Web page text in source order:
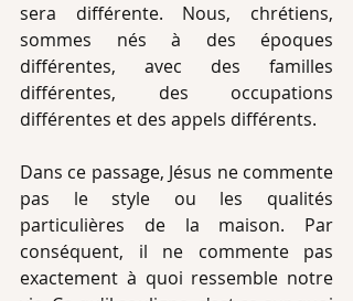
sera différente. Nous, chrétiens,
sommes nés à des époques
différentes, avec des familles
différentes, des occupations
différentes et des appels différents.
Dans ce passage, Jésus ne commente
pas le style ou les qualités
particulières de la maison. Par
conséquent, il ne commente pas
exactement à quoi ressemble notre